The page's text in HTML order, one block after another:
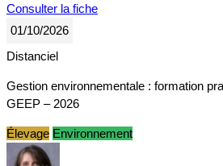
Consulter la fiche
01/10/2026
Distanciel
Gestion environnementale : formation
GEEP – 2026
Élevage Environnement